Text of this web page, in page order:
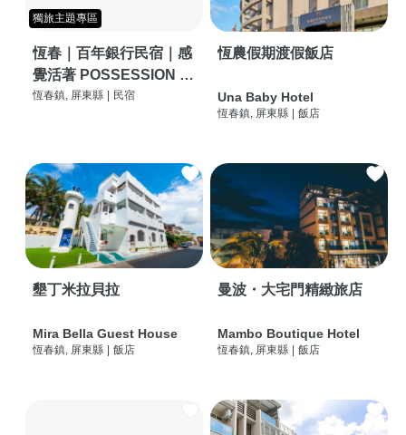
獨旅主題專區
恆春｜百年銀行民宿｜感
覺活著 POSSESSION |
背包客棧 | 恆春必住特色
恆春鎮, 屏東縣 民宿
恆農假期渡假飯店
Una Baby Hotel
恆春鎮, 屏東縣 飯店
墾丁米拉貝拉
Mira Bella Guest House
恆春鎮, 屏東縣 飯店
曼波・大宅門精緻旅店
Mambo Boutique Hotel
恆春鎮, 屏東縣 飯店